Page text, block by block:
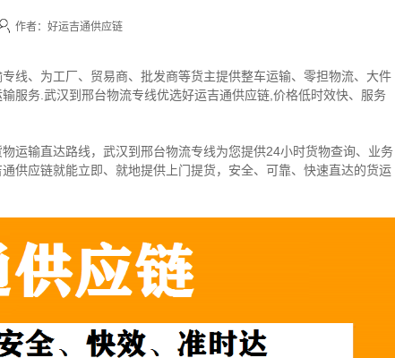
作者：好运吉通供应链
线、为工厂、贸易商、批发商等货主提供整车运输、零担物流、大件
服务.武汉到邢台物流专线优选好运吉通供应链,价格低时效快、服务
运输直达路线，武汉到邢台物流专线为您提供24小时货物查询、业务
供应链就能立即、就地提供上门提货，安全、可靠、快速直达的货运